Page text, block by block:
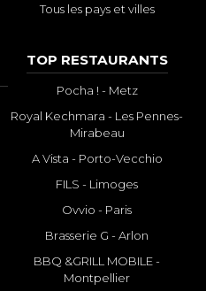
Tous les pays et villes
TOP RESTAURANTS
Pocha ! - Metz
Royal Kechmara - Les Pennes-
Mirabeau
A Vista - Porto-Vecchio
FILS - Limoges
Ovvio - Paris
Brasserie G - Arlon
BBQ &GRILL MOBILE -
Montpellier